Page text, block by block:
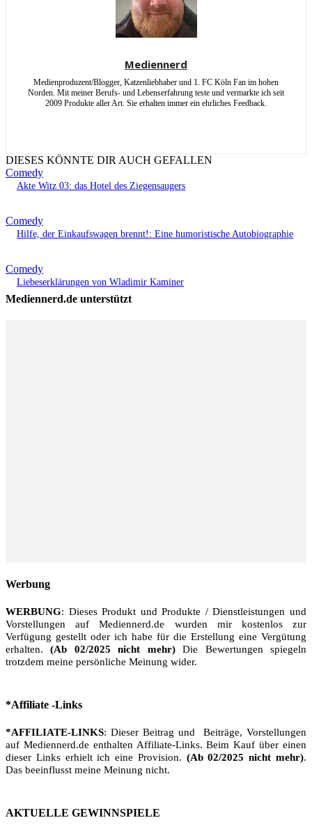
Mediennerd
Medienproduzent/Blogger, Katzenliebhaber und 1. FC Köln Fan im hohen
Norden. Mit meiner Berufs- und Lebenserfahrung teste und vermarkte ich seit
2009 Produkte aller Art. Sie erhalten immer ein ehrliches Feedback.
DIESES KÖNNTE DIR AUCH GEFALLEN
Comedy
Akte Witz 03: das Hotel des Ziegensaugers
Comedy
Hilfe, der Einkaufswagen brennt!: Eine humoristische Autobiographie
Comedy
Liebeserklärungen von Wladimir Kaminer
Mediennerd.de unterstützt
Werbung
WERBUNG: Dieses Produkt und Produkte / Dienstleistungen und
Vorstellungen auf Mediennerd.de wurden mir kostenlos zur
Verfügung gestellt oder ich habe für die Erstellung eine Vergütung
erhalten.(Ab 02/2025 nicht mehr)Die Bewertungen spiegeln
trotzdem meine persönliche Meinung wider.
*Affiliate -Links
*AFFILIATE-LINKS: Dieser Beitrag und Beiträge, Vorstellungen
auf Mediennerd.de enthalten Affiliate-Links. Beim Kauf über einen
dieser Links erhielt ich eine Provision. (Ab 02/2025 nicht mehr).
Das beeinflusst meine Meinung nicht.
AKTUELLE GEWINNSPIELE